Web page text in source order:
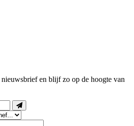
en blijf zo op de hoogte van